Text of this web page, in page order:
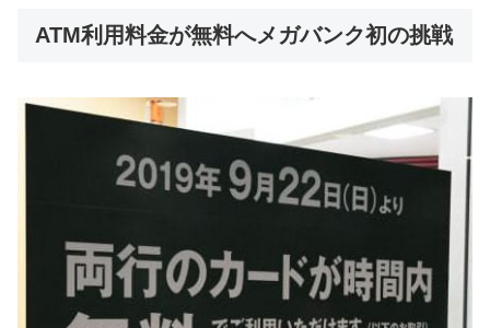
ATM利用料金が無料へメガバンク初の挑戦